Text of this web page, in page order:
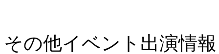
その他イベント出演情報